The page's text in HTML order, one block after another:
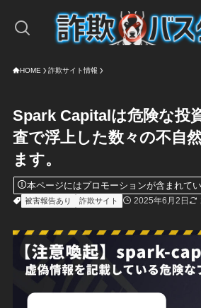
HOME 詐欺サイト情報
Spark Capitalは危険な投
査で浮上した数々の不自
ます。
本ページにはプロモーションが含まれてい
被害報告あり
詐欺サイト 2025年6月2日